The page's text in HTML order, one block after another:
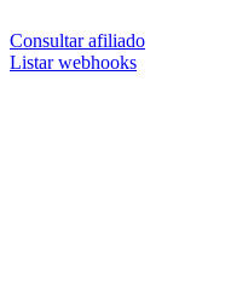
Consultar afiliado
Listar webhooks